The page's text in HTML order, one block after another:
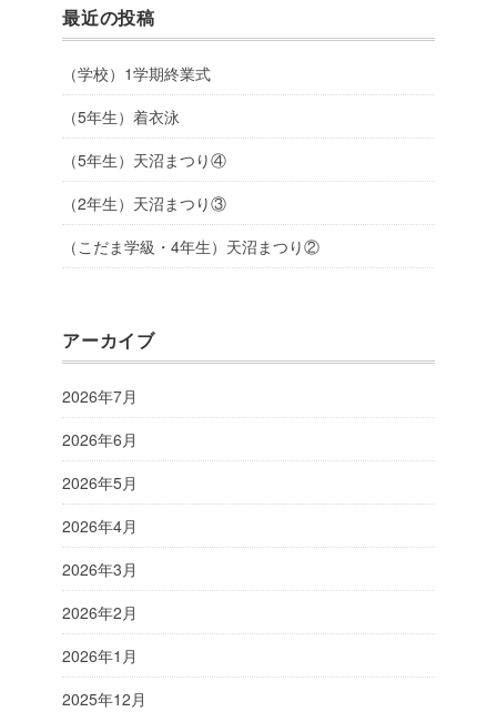
最近の投稿
（学校）1学期終業式
（5年生）着衣泳
（5年生）天沼まつり④
（2年生）天沼まつり③
（こだま学級・4年生）天沼まつり②
アーカイブ
2026年7月
2026年6月
2026年5月
2026年4月
2026年3月
2026年2月
2026年1月
2025年12月